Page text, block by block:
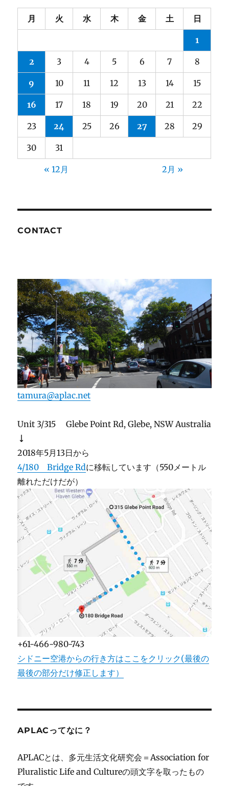
月 火 水 木 金 土 日
1
2 3 4 5 6 7 8
9 10 11 12 13 14 15
16 17 18 19 20 21 22
23 24 25 26 27 28 29
30 31
« 12月 2月 »
CONTACT
tamura@aplac.net
Unit 3/315 Glebe Point Rd, Glebe, NSW Australia
↓
2018年5月13日から
4/180 Bridge Rdに移転しています（550メートル
離れただけだが）
+61-466-980-743
シドニー空港からの行き方はここをクリック(最後の
最後の部分だけ修正します）
APLACってなに？
APLACとは、多元生活文化研究会＝Association for
Pluralistic Life and Cultureの頭文字を取ったもの